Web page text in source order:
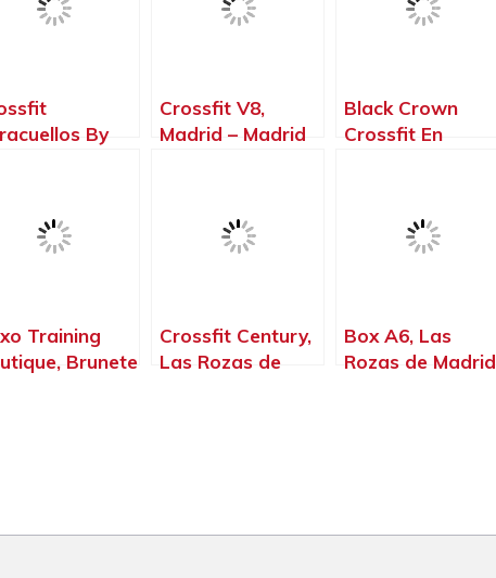
By
Crossfit V8,
Madrid – Madrid
Black Crown
Crossfit En
Training
Brunete
Crossfit Century,
Las Rozas de
Box A6, Las
Rozas de Madrid